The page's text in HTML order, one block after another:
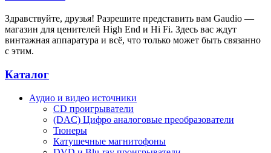
Здравствуйте, друзья! Разрешите представить вам Gaudio —
магазин для ценителей High End и Hi Fi. Здесь вас ждут
винтажная аппаратура и всё, что только может быть связанно
с этим.
Каталог
Аудио и видео источники
CD проигрыватели
(DAC) Цифро аналоговые преобразователи
Тюнеры
Катушечные магнитофоны